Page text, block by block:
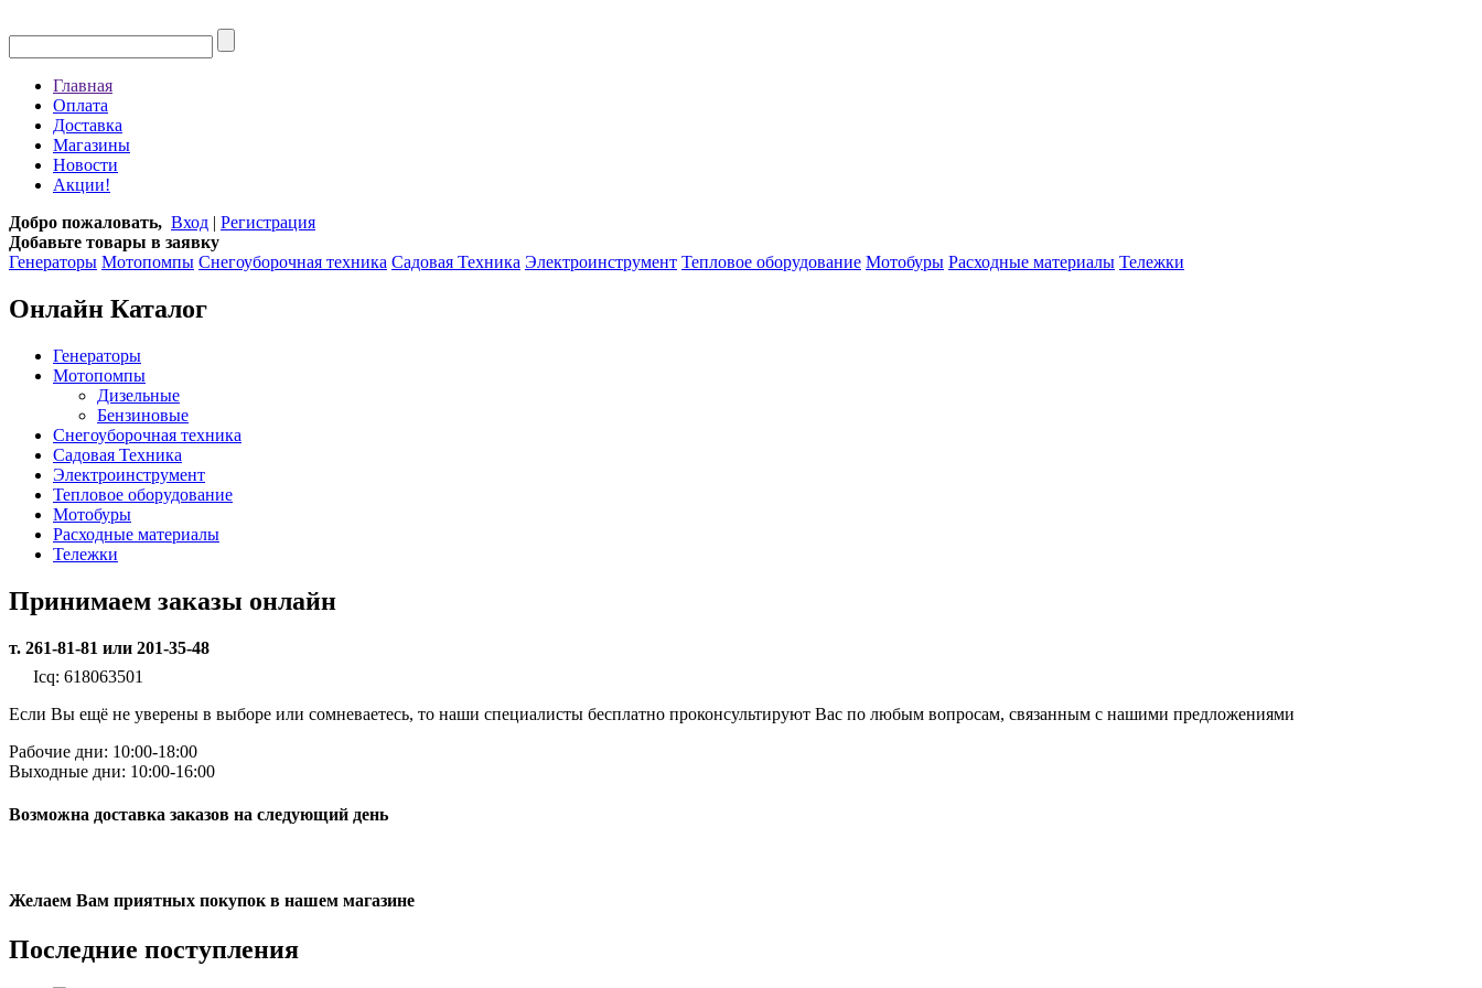
Главная
Оплата
Доставка
Магазины
Новости
Акции!
Добро пожаловать, Вход | Регистрация
Добавьте товары в заявку
Генераторы Мотопомпы Снегоуборочная техника Садовая Техника Электроинструмент Тепловое оборудование Мотобуры Расходные материалы Тележки
Онлайн Каталог
Генераторы
Мотопомпы
Дизельные
Бензиновые
Снегоуборочная техника
Садовая Техника
Электроинструмент
Тепловое оборудование
Мотобуры
Расходные материалы
Тележки
Принимаем заказы онлайн
т. 261-81-81 или 201-35-48
Icq: 618063501
Если Вы ещё не уверены в выборе или сомневаетесь, то наши специалисты бесплатно проконсультируют Вас по любым вопросам, связанным с нашими предложениями
Рабочие дни: 10:00-18:00
Выходные дни: 10:00-16:00
Возможна доставка заказов на следующий день
Желаем Вам приятных покупок в нашем магазине
Последние поступления